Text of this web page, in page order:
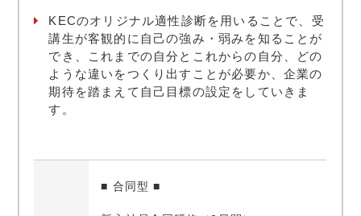
KECのオリジナル適性診断を用いることで、受
講生が客観的に自己の強み・弱みを知ることが
でき、これまでの自分とこれからの自分、どの
ような違いをつくり出すことが必要か、企業の
期待を踏まえて自己目標の設定をしていきま
す。
■ 合同型 ■